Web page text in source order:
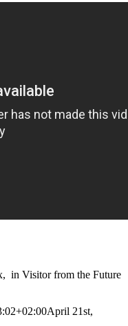
in Visitor from the Future
April 21st,